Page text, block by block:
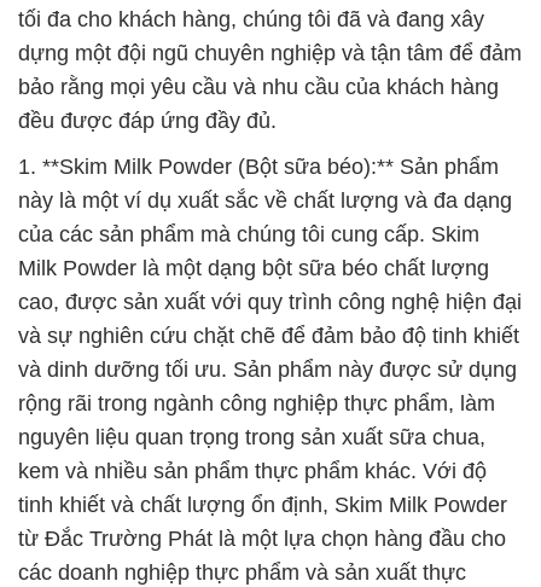
tối đa cho khách hàng, chúng tôi đã và đang xây
dựng một đội ngũ chuyên nghiệp và tận tâm để đảm
bảo rằng mọi yêu cầu và nhu cầu của khách hàng
đều được đáp ứng đầy đủ.
1. **Skim Milk Powder (Bột sữa béo):** Sản phẩm
này là một ví dụ xuất sắc về chất lượng và đa dạng
của các sản phẩm mà chúng tôi cung cấp. Skim
Milk Powder là một dạng bột sữa béo chất lượng
cao, được sản xuất với quy trình công nghệ hiện đại
và sự nghiên cứu chặt chẽ để đảm bảo độ tinh khiết
và dinh dưỡng tối ưu. Sản phẩm này được sử dụng
rộng rãi trong ngành công nghiệp thực phẩm, làm
nguyên liệu quan trọng trong sản xuất sữa chua,
kem và nhiều sản phẩm thực phẩm khác. Với độ
tinh khiết và chất lượng ổn định, Skim Milk Powder
từ Đắc Trường Phát là một lựa chọn hàng đầu cho
các doanh nghiệp thực phẩm và sản xuất thực